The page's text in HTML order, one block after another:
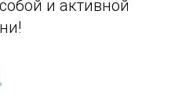
и активной